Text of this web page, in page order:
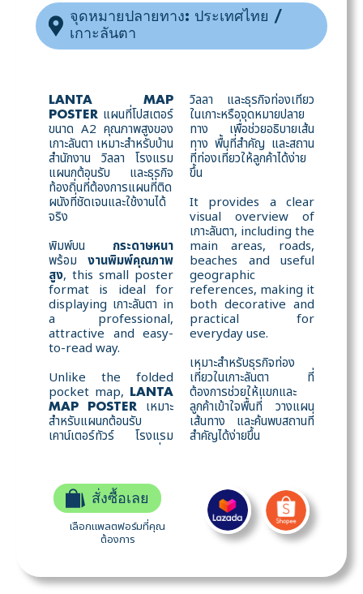
จุดหมายปลายทาง: ประเทศไทย /
เกาะลันตา
LANTA MAP
POSTER แผนที่โปสเตอร์
ขนาด A2 คุณภาพสูงของ
เกาะลันตา เหมาะสำหรับบ้าน
สำนักงาน วิลลา โรงแรม
แผนกต้อนรับ และธุรกิจ
ท้องถิ่นที่ต้องการแผนที่ติด
ผนังที่ชัดเจนและใช้งานได้
จริง
พิมพ์บน กระดาษหนา
พร้อม งานพิมพ์คุณภาพ
สูง, this small poster
format is ideal for
displaying เกาะลันตา in
a professional,
attractive and easy-
to-read way.
Unlike the folded
pocket map, LANTA
MAP POSTER
เหมาะ
สำหรับแผนกต้อนรับ
เคาน์เตอร์ทัวร์ โรงแรม
วิลลา และธุรกิจท่องเที่ยว
ในเกาะหรือจุดหมายปลาย
ทาง เพื่อช่วยอธิบายเส้น
ทาง พื้นที่สำคัญ และสถาน
ที่ท่องเที่ยวให้ลูกค้าได้ง่าย
ขึ้น
It provides a clear
visual overview of
เกาะลันตา, including the
main areas, roads,
beaches and useful
geographic
references, making it
both decorative and
practical for
everyday use.
เหมาะสำหรับธุรกิจท่อง
เที่ยวในเกาะลันตา ที่
ต้องการช่วยให้แขกและ
ลูกค้าเข้าใจพื้นที่ วางแผน
เส้นทาง และค้นพบสถานที่
สำคัญได้ง่ายขึ้น
สั่งซื้อเลย
เลือกแพลตฟอร์มที่คุณ
ต้องการ